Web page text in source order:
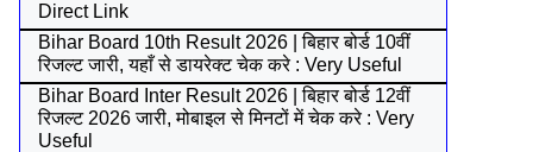
Direct Link
Bihar Board 10th Result 2026 | बिहार बोर्ड 10वीं
रिजल्ट जारी, यहाँ से डायरेक्ट चेक करे : Very Useful
Bihar Board Inter Result 2026 | बिहार बोर्ड 12वीं
रिजल्ट 2026 जारी, मोबाइल से मिनटों में चेक करे : Very
Useful